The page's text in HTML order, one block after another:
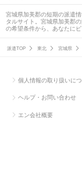
宮城県加美郡の短期の派遣
タルサイト。宮城県加美郡
の希望条件から、あなたに
派遣TOP 東北 宮城県
個人情報の取り扱いに
ヘルプ・お問い合わせ
エン会社概要